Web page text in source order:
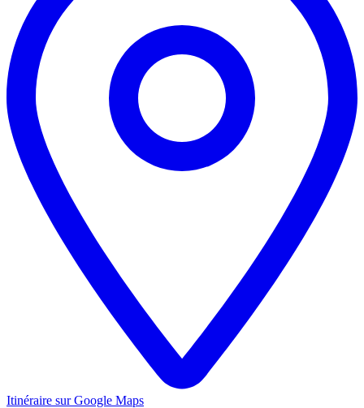
Itinéraire sur Google Maps